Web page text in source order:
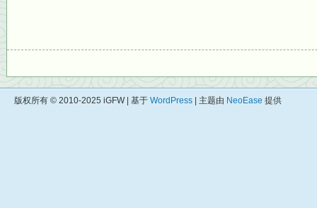
版权所有 © 2010-2025 iGFW | 基于 WordPress | 主题由 NeoEase 提供